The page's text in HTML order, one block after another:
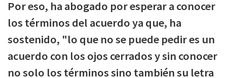
Por eso, ha abogado por esperar a conocer
los términos del acuerdo ya que, ha
sostenido, "lo que no se puede pedir es un
acuerdo con los ojos cerrados y sin conocer
no solo los términos sino también su letra